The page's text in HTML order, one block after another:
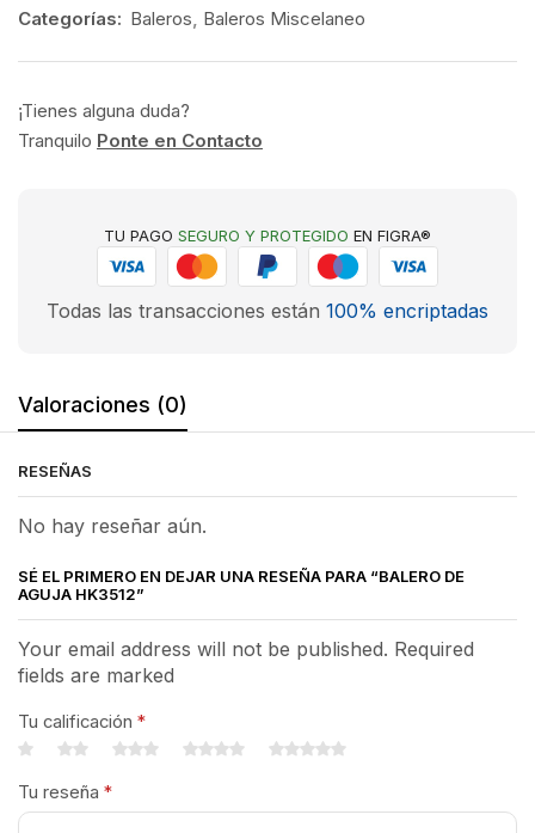
Categorías: Baleros, Baleros Miscelaneo
¡Tienes alguna duda?
Tranquilo Ponte en Contacto
TU PAGO SEGURO Y PROTEGIDO EN FIGRA®
Todas las transacciones están 100% encriptadas
Valoraciones (0)
RESEÑAS
No hay reseñar aún.
SÉ EL PRIMERO EN DEJAR UNA RESEÑA PARA “BALERO DE
AGUJA HK3512”
Your email address will not be published. Required
fields are marked
Tu calificación *
Tu reseña *